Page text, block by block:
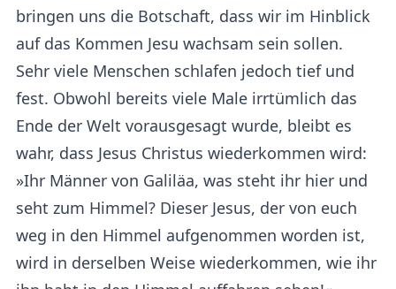
bringen uns die Botschaft, dass wir im Hinblick
auf das Kommen Jesu wachsam sein sollen.
Sehr viele Menschen schlafen jedoch tief und
fest. Obwohl bereits viele Male irrtümlich das
Ende der Welt vorausgesagt wurde, bleibt es
wahr, dass Jesus Christus wiederkommen wird:
»Ihr Männer von Galiläa, was steht ihr hier und
seht zum Himmel? Dieser Jesus, der von euch
weg in den Himmel aufgenommen worden ist,
wird in derselben Weise wiederkommen, wie ihr